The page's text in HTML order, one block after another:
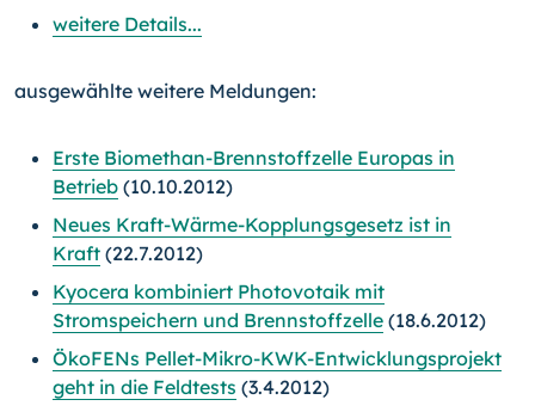
weitere Details...
ausgewählte weitere Meldungen:
Erste Biomethan-Brennstoffzelle Europas in
Betrieb (10.10.2012)
Neues Kraft-Wärme-Kopplungsgesetz ist in
Kraft (22.7.2012)
Kyocera kombiniert Photovotaik mit
Stromspeichern und Brennstoffzelle (18.6.2012)
ÖkoFENs Pellet-Mikro-KWK-Entwicklungsprojekt
geht in die Feldtests (3.4.2012)